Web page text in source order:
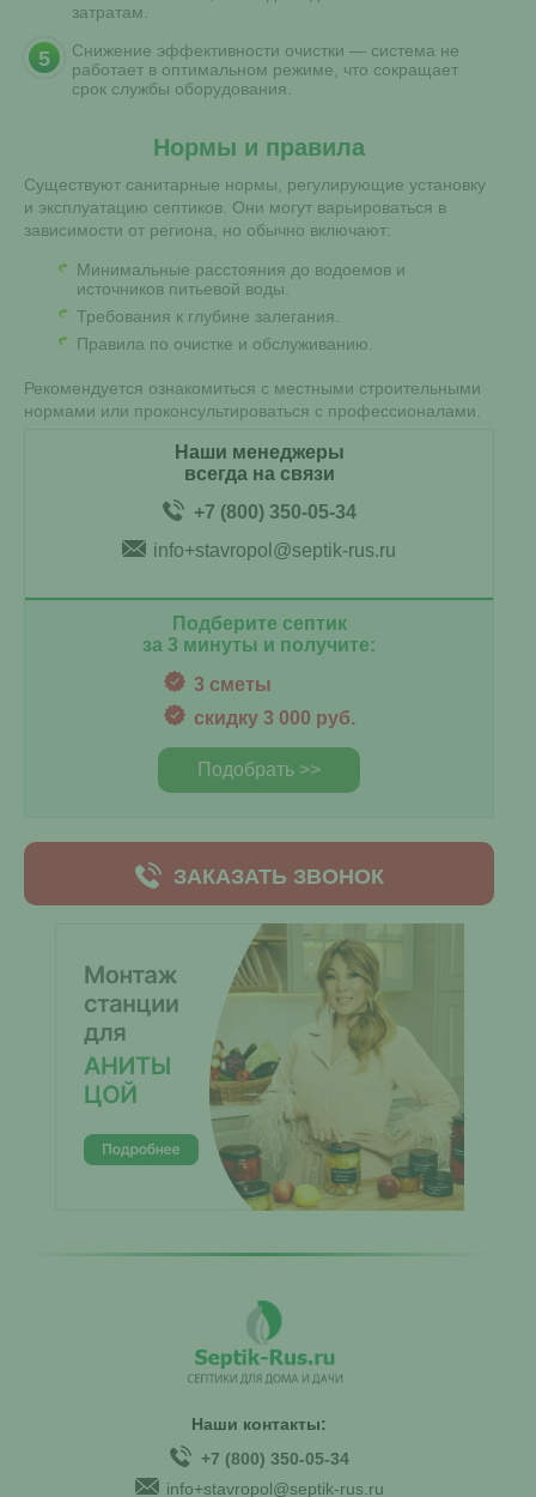
Наши менеджеры
всегда на связи
+7 (800) 350-05-34
info+stavropol@septik-rus.ru
Подберите септик
за 3 минуты и получите:
3 сметы
скидку 3 000 руб.
Подобрать >>
ЗАКАЗАТЬ ЗВОНОК
затратам.
Снижение эффективности очистки — система не
работает в оптимальном режиме, что сокращает
срок службы оборудования.
Нормы и правила
Существуют санитарные нормы, регулирующие установку
и эксплуатацию септиков. Они могут варьироваться в
зависимости от региона, но обычно включают:
Минимальные расстояния до водоемов и
источников питьевой воды.
Требования к глубине залегания.
Правила по очистке и обслуживанию.
Рекомендуется ознакомиться с местными строительными
нормами или проконсультироваться с профессионалами.
Наши контакты:
+7 (800) 350-05-34
info+stavropol@septik-rus.ru